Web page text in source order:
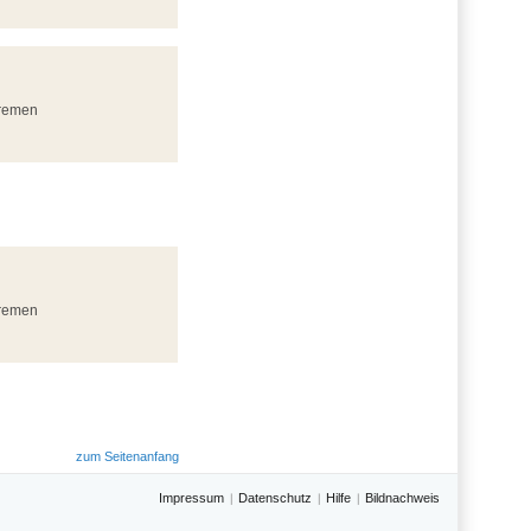
zum Seitenanfang
Impressum Datenschutz Hilfe Bildnachweis